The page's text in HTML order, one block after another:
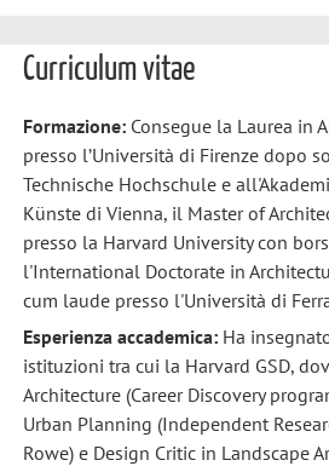
Curriculum vitae
Formazione:Consegue la Laurea in
presso l’Università di Firenze dopo
Technische Hochschule e
Künste di Vienna, il Master of
presso la Harvard University con
l'International Doctorate in
cum laude presso l'Università di
Esperienza accademica:Ha
istituzioni tra cui la Harvard GSD,
Architecture (Career Discovery
Urban Planning (Independent
Rowe) e Design Critic in Landscape